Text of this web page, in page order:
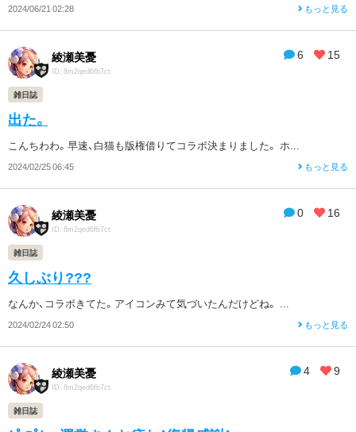
2024/06/21 02:28 もっと見る
6 15
綾瀬美憂
ID: 8m2qed6fb7ct
雑日誌
出た。
こんちわわ。早速、白猫も版権借りてコラボ決まりました。 ホ...
2024/02/25 06:45 もっと見る
0 16
綾瀬美憂
ID: 8m2qed6fb7ct
雑日誌
久しぶり???
なんか、コラボきてた。アイコンみて気づいたんだけどね。 ...
2024/02/24 02:50 もっと見る
4 9
綾瀬美憂
ID: 8m2qed6fb7ct
雑日誌